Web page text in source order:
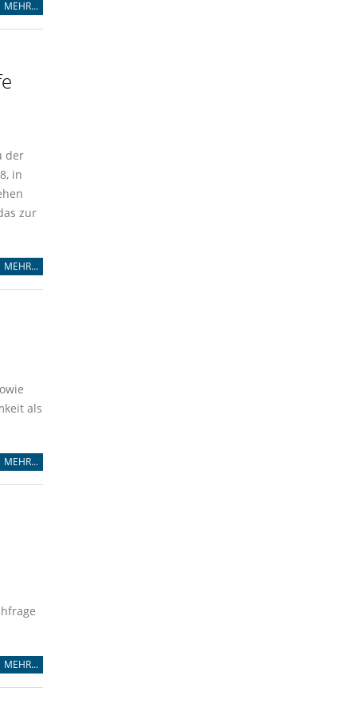
MEHR...
der
in
zur
MEHR...
als
MEHR...
MEHR...